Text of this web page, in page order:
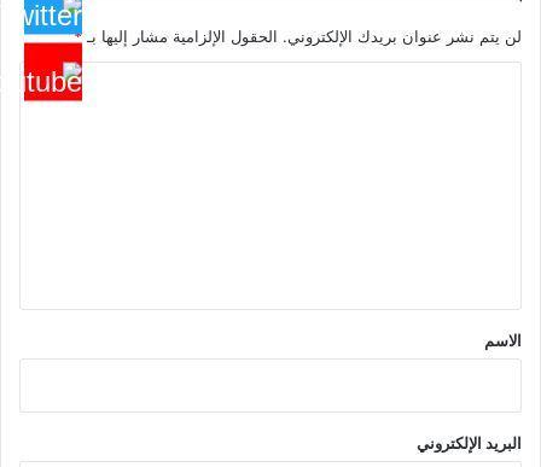
لن يتم نشر عنوان بريدك الإلكتروني. الحقول الإلزامية مشار إليها بـ *
*
الاسم
البريد الإلكتروني